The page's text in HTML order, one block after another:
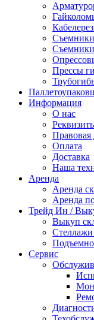
Съемники
Прессы
Информация
О нас
Правовая
Оплата
Доставка
Наша
Аренда
Аренда
Аренда
Трейд Ин /
Выкуп
Стеллажи
Сервис